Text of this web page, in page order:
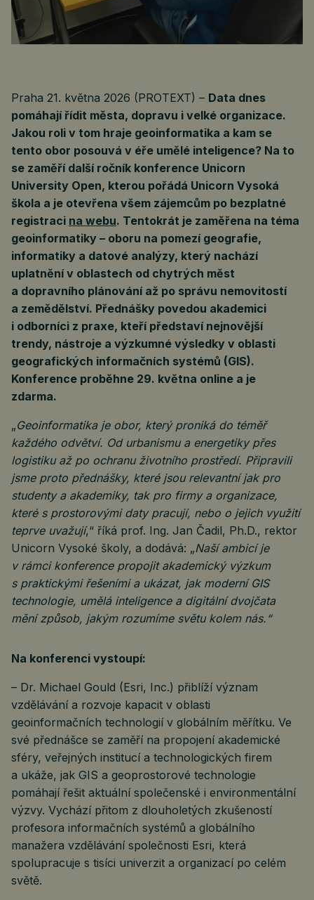
Praha 21. května 2026 (PROTEXT) – Data dnes
pomáhají řídit města, dopravu i velké organizace.
Jakou roli v tom hraje geoinformatika a kam se
tento obor posouvá v éře umělé inteligence? Na to
se zaměří další ročník konference Unicorn
University Open, kterou pořádá Unicorn Vysoká
škola a je otevřena všem zájemcům po bezplatné
registraci na webu. Tentokrát je zaměřena na téma
geoinformatiky – oboru na pomezí geografie,
informatiky a datové analýzy, který nachází
uplatnění v oblastech od chytrých měst
a dopravního plánování až po správu nemovitostí
a zemědělství. Přednášky povedou akademici
i odborníci z praxe, kteří představí nejnovější
trendy, nástroje a výzkumné výsledky v oblasti
geografických informačních systémů (GIS).
Konference proběhne 29. května online a je
zdarma.
„Geoinformatika je obor, který proniká do téměř
každého odvětví. Od urbanismu a energetiky přes
logistiku až po ochranu životního prostředí. Připravili
jsme proto přednášky, které jsou relevantní jak pro
studenty a akademiky, tak pro firmy a organizace,
které s prostorovými daty pracují, nebo o jejich využití
teprve uvažují,“ říká prof. Ing. Jan Čadil, Ph.D., rektor
Unicorn Vysoké školy, a dodává: „Naší ambicí je
v rámci konference propojit akademický výzkum
s praktickými řešeními a ukázat, jak moderní GIS
technologie, umělá inteligence a digitální dvojčata
mění způsob, jakým rozumíme světu kolem nás.“
Na konferenci vystoupí:
– Dr. Michael Gould (Esri, Inc.) přiblíží význam
vzdělávání a rozvoje kapacit v oblasti
geoinformačních technologií v globálním měřítku. Ve
své přednášce se zaměří na propojení akademické
sféry, veřejných institucí a technologických firem
a ukáže, jak GIS a geoprostorové technologie
pomáhají řešit aktuální společenské i environmentální
výzvy. Vychází přitom z dlouholetých zkušeností
profesora informačních systémů a globálního
manažera vzdělávání společnosti Esri, která
spolupracuje s tisíci univerzit a organizací po celém
světě.